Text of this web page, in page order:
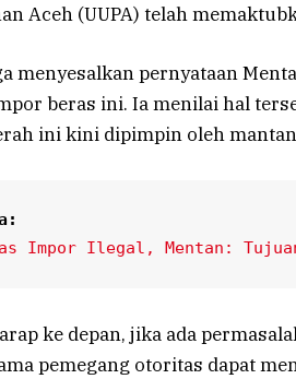
Aceh (UUPA) telah
menyesalkan pernyataan
beras ini. Ia menilai hal
ini kini dipimpin oleh mantan
Impor Ilegal, Mentan:
ke depan, jika ada
pemegang otoritas dapat